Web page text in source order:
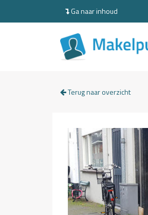
Ga naar inhoud
Terug naar overzicht